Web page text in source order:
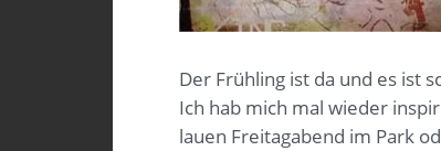
Der Frühling ist da und es ist
Ich hab mich mal wieder
lauen Freitagabend im Park